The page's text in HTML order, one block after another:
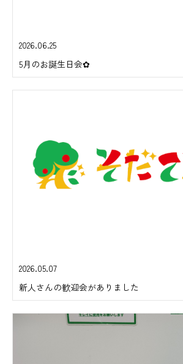
2026.06.25
5月のお誕生日会✿
2026.05.07
新人さんの歓迎会がありました